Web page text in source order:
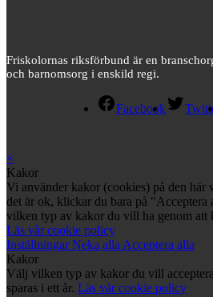
Friskolornas riksförbund är en
och barnomsorg i enskild regi.
Facebook
×
Kakor
Vi använder kakor (cookies) på den här
det är ok, klickar du bara på
vilken typ av kakor du vill ha genom
Läs vår cookie policy
InställningarNeka alla Acceptera alla
Kakor
Välj vilken typ av kakor du vill
sparas i ett år. Läs vår cookie policy